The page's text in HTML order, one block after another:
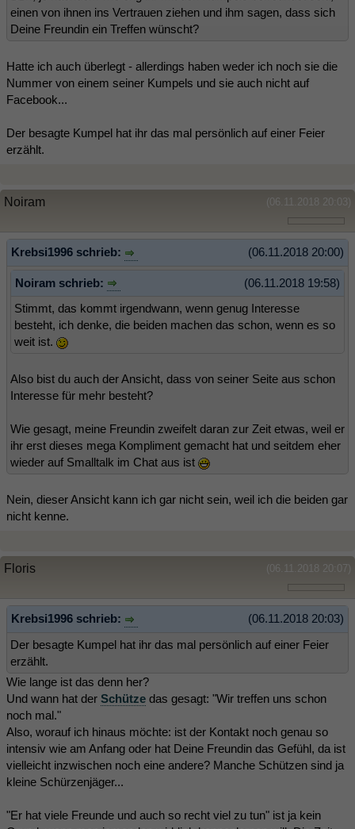
einen von ihnen ins Vertrauen ziehen und ihm sagen, dass sich
Deine Freundin ein Treffen wünscht?
Hatte ich auch überlegt - allerdings haben weder ich noch sie die
Nummer von einem seiner Kumpels und sie auch nicht auf
Facebook...
Der besagte Kumpel hat ihr das mal persönlich auf einer Feier
erzählt.
(06.11.2018 20:03)
Noiram
(06.11.2018 20:00)
Krebsi1996 schrieb:
(06.11.2018 19:58)
Noiram schrieb:
Stimmt, das kommt irgendwann, wenn genug Interesse
besteht, ich denke, die beiden machen das schon, wenn es so
weit ist.
Also bist du auch der Ansicht, dass von seiner Seite aus schon
Interesse für mehr besteht?
Wie gesagt, meine Freundin zweifelt daran zur Zeit etwas, weil er
ihr erst dieses mega Kompliment gemacht hat und seitdem eher
wieder auf Smalltalk im Chat aus ist
Nein, dieser Ansicht kann ich gar nicht sein, weil ich die beiden gar
nicht kenne.
(06.11.2018 20:07)
Floris
(06.11.2018 20:03)
Krebsi1996 schrieb:
Der besagte Kumpel hat ihr das mal persönlich auf einer Feier
erzählt.
Wie lange ist das denn her?
Und wann hat der Schütze das gesagt: "Wir treffen uns schon
noch mal."
Also, worauf ich hinaus möchte: ist der Kontakt noch genau so
intensiv wie am Anfang oder hat Deine Freundin das Gefühl, da ist
vielleicht inzwischen noch eine andere? Manche Schützen sind ja
kleine Schürzenjäger...
"Er hat viele Freunde und auch so recht viel zu tun" ist ja kein